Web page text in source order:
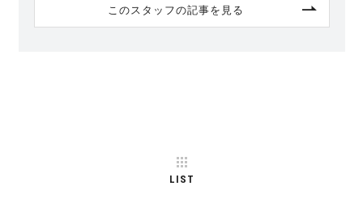
このスタッフの記事を見る
LIST